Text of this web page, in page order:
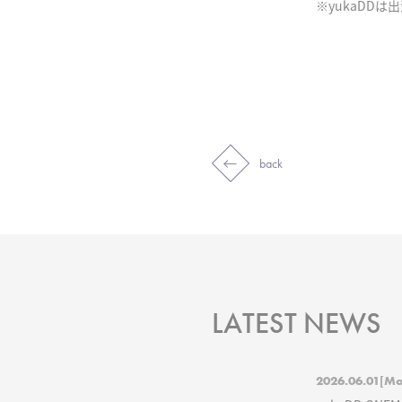
※yukaDDは出
back
LATEST NEWS
2026.06.01